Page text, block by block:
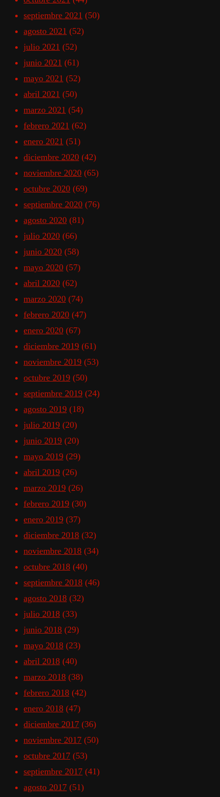
septiembre 2021 (50)
agosto 2021 (52)
julio 2021 (52)
junio 2021 (61)
mayo 2021 (52)
abril 2021 (50)
marzo 2021 (54)
febrero 2021 (62)
enero 2021 (51)
diciembre 2020 (42)
noviembre 2020 (65)
octubre 2020 (69)
septiembre 2020 (76)
agosto 2020 (81)
julio 2020 (66)
junio 2020 (58)
mayo 2020 (57)
abril 2020 (62)
marzo 2020 (74)
febrero 2020 (47)
enero 2020 (67)
diciembre 2019 (61)
noviembre 2019 (53)
octubre 2019 (50)
septiembre 2019 (24)
agosto 2019 (18)
julio 2019 (20)
junio 2019 (20)
mayo 2019 (29)
abril 2019 (26)
marzo 2019 (26)
febrero 2019 (30)
enero 2019 (37)
diciembre 2018 (32)
noviembre 2018 (34)
octubre 2018 (40)
septiembre 2018 (46)
agosto 2018 (32)
julio 2018 (33)
junio 2018 (29)
mayo 2018 (23)
abril 2018 (40)
marzo 2018 (38)
febrero 2018 (42)
enero 2018 (47)
diciembre 2017 (36)
noviembre 2017 (50)
octubre 2017 (53)
septiembre 2017 (41)
agosto 2017 (51)